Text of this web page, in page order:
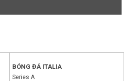
BÓNG ĐÁ ITALIA
Series A